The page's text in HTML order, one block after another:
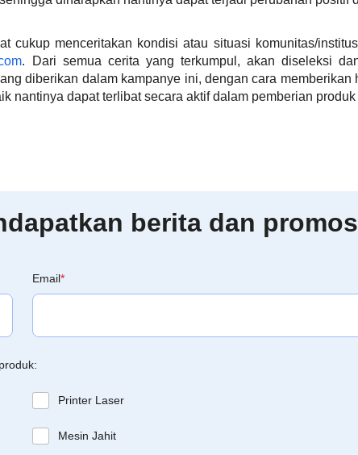
cukup menceritakan kondisi atau situasi komunitas/
. Dari semua cerita yang terkumpul, akan diseleksi
diberikan dalam kampanye ini, dengan cara
nantinya dapat terlibat secara aktif dalam pemberian
berita dan
Email*
Printer Laser
Mesin Jahit